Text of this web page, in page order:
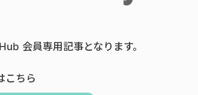
会員専用記事となります。
こちら